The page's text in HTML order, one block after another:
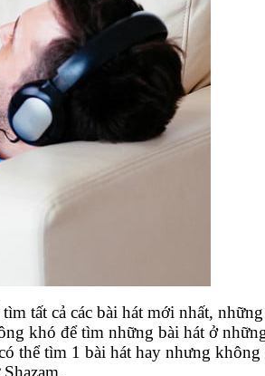
tất cả các bài hát mới nhất,
khó để tìm những bài hát ở
thể tìm 1 bài hát hay nhưng không